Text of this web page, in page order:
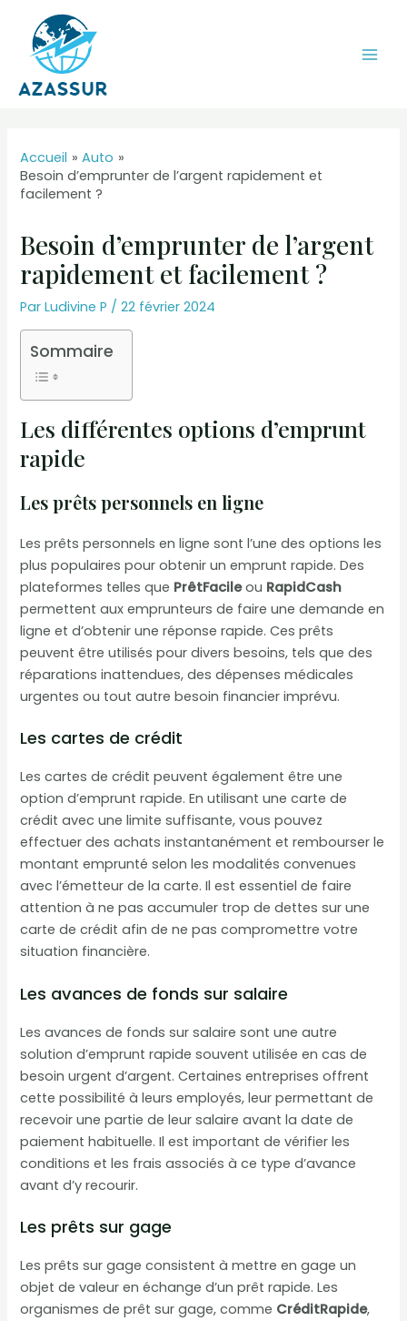
contenu
Accueil
Auto
Besoin d’emprunter de l’argent rapidement et
facilement ?
Besoin d’emprunter de l’argent
rapidement et facilement ?
ParLudivine P /22 février 2024
Sommaire
Les différentes options d’emprunt
rapide
Les prêts personnels en ligne
Les prêts personnels en ligne sont l’une des options les
plus populaires pour obtenir un emprunt rapide. Des
plateformes telles que PrêtFacileou RapidCash
permettent aux emprunteurs de faire une demande en
ligne et d’obtenir une réponse rapide. Ces prêts
peuvent être utilisés pour divers besoins, tels que des
réparations inattendues, des dépenses médicales
urgentes ou tout autre besoin financier imprévu.
Les cartes de crédit
Les cartes de crédit peuvent également être une
option d’emprunt rapide. En utilisant une carte de
crédit avec une limite suffisante, vous pouvez
effectuer des achats instantanément et rembourser le
montant emprunté selon les modalités convenues
avec l’émetteur de la carte. Il est essentiel de faire
attention à ne pas accumuler trop de dettes sur une
carte de crédit afin de ne pas compromettre votre
situation financière.
Les avances de fonds sur salaire
Les avances de fonds sur salaire sont une autre
solution d’emprunt rapide souvent utilisée en cas de
besoin urgent d’argent. Certaines entreprises offrent
cette possibilité à leurs employés, leur permettant de
recevoir une partie de leur salaire avant la date de
paiement habituelle. Il est important de vérifier les
conditions et les frais associés à ce type d’avance
avant d’y recourir.
Les prêts sur gage
Les prêts sur gage consistent à mettre en gage un
objet de valeur en échange d’un prêt rapide. Les
organismes de prêt sur gage, comme CréditRapide,